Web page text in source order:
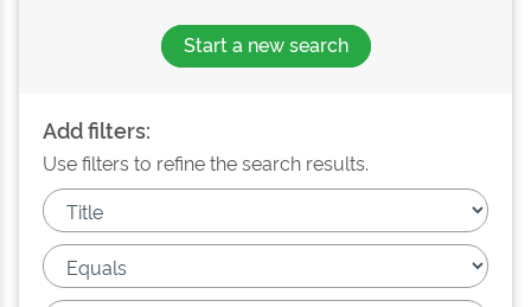
Start a new search
Add filters:
Use filters to refine the search results.